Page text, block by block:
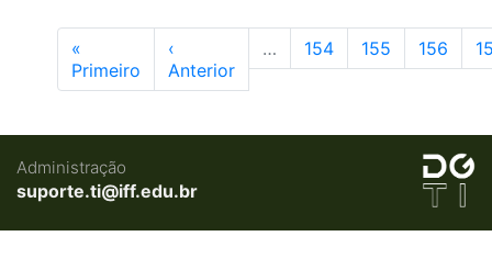
«
Primeiro
‹
Anterior
… 154 155 156
Administração
suporte.ti@iff.edu.br